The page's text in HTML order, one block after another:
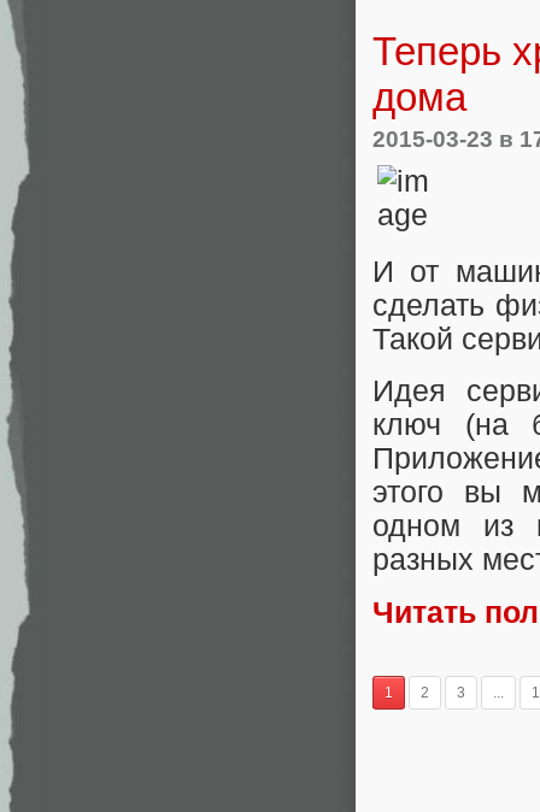
Теперь
дома
2015-03-23 в
И от
сделать
Такой
Идея
ключ (на
этого вы
одном из
разных
Читать
1 2 3